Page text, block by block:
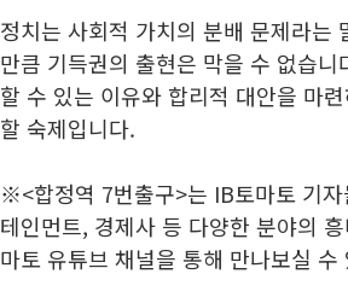
정치는 사회적 가치의 분배 문제라는
만큼 기득권의 출현은 막을 수 없습
할 수 있는 이유와 합리적 대안을 마
할 숙제입니다.
※<합정역 7번출구>는 IB토마토 기
테인먼트, 경제사 등 다양한 분야의
마토 유튜브 채널을 통해 만나보실 수